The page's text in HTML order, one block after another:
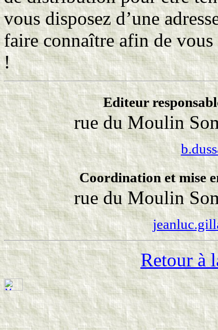
vous disposez d’une
faire connaître afin de
!
Editeur
rue du Moulin
Coordination et mise
rue du Moulin
Retour à